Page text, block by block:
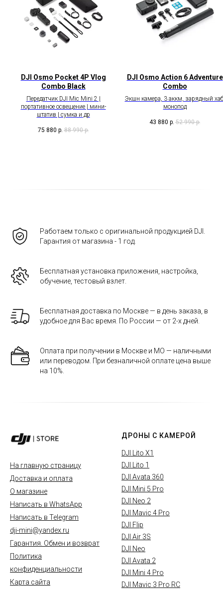
DJI Osmo Pocket 4P Vlog
Combo Black
Передатчик DJI Mic Mini 2 |
портативное освещение | мини-
штатив | сумка и др
75 880 р. 88 990 р.
DJI Osmo Action 6 Adventure
Combo
Экшн камера, 3 аккм, зарядный
монопод
43 880 р. 52 990 р.
Работаем только с оригинальной продукцией DJI.
Гарантия от магазина - 1 год.
Бесплатная установка приложения, настройка,
обучение, тестовый взлет.
Бесплатная доставка по Москве — в день заказа, в
удобное для Вас время. По России — от 2-х дней.
Оплата при получении в Москве и МО — наличными
или переводом. При безналичной оплате цена выше
на 10%.
На главную страницу
Доставка и оплата
О магазине
Написать в WhatsApp
Написать в Telegram
dji-mini@yandex.ru
Гарантия. Обмен и возврат
Политика
конфиденциальности
Карта сайта
ДРОНЫ С КАМЕРОЙ
DJI Lito X1
DJI Lito 1
DJI Avata 360
DJI Mini 5 Pro
DJI Neo 2
DJI Mavic 4 Pro
DJI Flip
DJI Air 3S
DJI Neo
DJI Avata 2
DJI Mini 4 Pro
DJI Mavic 3 Pro RC